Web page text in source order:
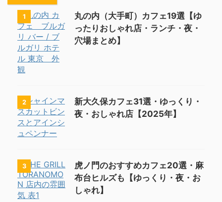
1
丸の内（大手町）カフェ19選【ゆ
ったりおしゃれ店・ランチ・夜・
穴場まとめ】
2
新大久保カフェ31選・ゆっくり・
夜・おしゃれ店【2025年】
3
虎ノ門のおすすめカフェ20選・麻
布台ヒルズも【ゆっくり・夜・お
しゃれ】